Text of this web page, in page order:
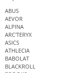
ABUS
AEVOR
ALPINA
ARC'TERYX
ASICS
ATHLECIA
BABOLAT
BLACKROLL